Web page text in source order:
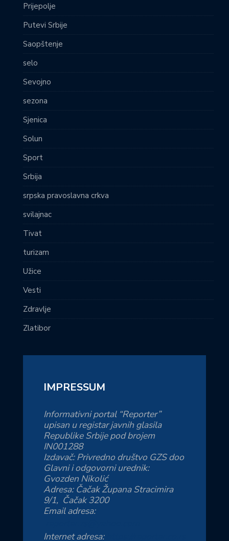
Prijepolje
Putevi Srbije
Saopštenje
selo
Sevojno
sezona
Sjenica
Solun
Sport
Srbija
srpska pravoslavna crkva
svilajnac
Tivat
turizam
Užice
Vesti
Zdravlje
Zlatibor
IMPRESSUM
Informativni portal “Reporter”
upisan u registar javnih glasila
Republike Srbije pod brojem
IN001288
Izdavač: Privredno društvo GZS doo
Glavni i odgovorni urednik:
Gvozden Nikolić
Adresa: Čačak Župana Stracimira
9/1, Čačak 3200
Email adresa:
Internet adresa: